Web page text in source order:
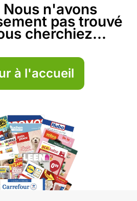
Nous n'avons
pas trouvé
cherchiez...
à l'accueil